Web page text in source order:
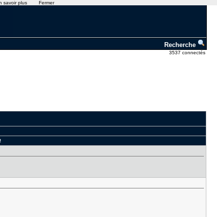
Recherche
3537 connectés
savoir plus Fermer